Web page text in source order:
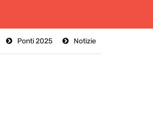
Notizie
Ponti 2025